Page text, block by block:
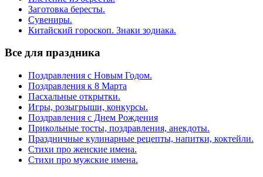
Заготовка бересты.
Сувениры.
Китайский гороскоп. Знаки зодиака.
Все для праздника
Поздравления с Новым Годом.
Поздравления к 8 Марта
Пасхальные открытки.
Игры, розыгрыши, конкурсы.
Поздравления с Днем Рождения
Прикольные тосты, поздравления, анекдоты.
Праздничные кулинарные рецепты, напитки, коктейли.
Стихи про женские имена.
Стихи про мужские имена.